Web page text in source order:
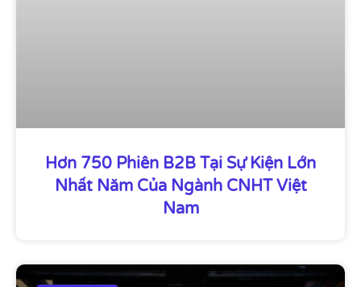
Hơn 750 Phiên B2B Tại Sự Kiện Lớn
Nhất Năm Của Ngành CNHT Việt
Nam